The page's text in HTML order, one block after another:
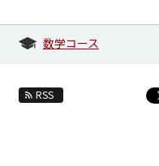
数学コース
RSS